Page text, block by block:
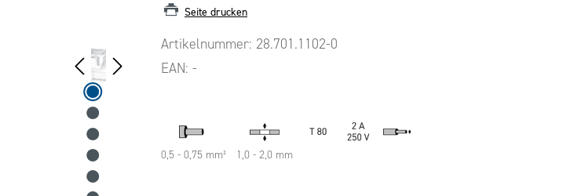
Seite drucken
Artikelnummer: 28.701.1102-0
EAN: -
0,5 - 0,75 mm² 1,0 - 2,0 mm